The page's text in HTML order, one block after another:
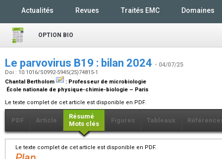
Actualités Revues Traités EMC Domaines
OPTION BIO
Le parvovirus B19 : bilan 2024 - 04/07/25
Doi : 10.1016/S0992-5945(25)74815-1
Chantal Bertholom
: Professeur de microbiologie
École nationale de physique-chimie-biologie – Paris
Le texte complet de cet article est disponible en PDF.
PDF Article
Résumé
Mots clés
Figures Tableaux
Le texte complet de cet article est disponible en PDF.